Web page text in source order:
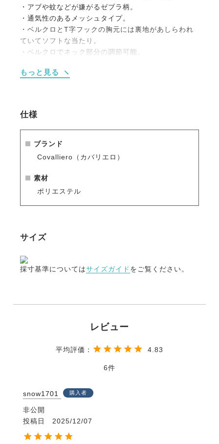
・アブや蚊などが嫌がるゼブラ柄。
・通気性のあるメッシュタイプ。
・ベルクロとT字フックの胸元には裏地があしらわれ
ていてソフトな当たり。
・ベルクロでネック部分の調節可能。
ケートなお腹まわりにも対応。
もっと見る
仕様
ブランド
Covalliero（カバリエロ）
素材
ポリエステル
サイズ
採寸基準についてはサイズガイド をご覧ください。
4.83
6
snow1701 購入者
非公開
投稿日
2025/12/07